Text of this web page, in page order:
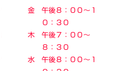
金
午後８：００～１
０：３０
木
午後７：００～
８：３０
水
午後８：００～１